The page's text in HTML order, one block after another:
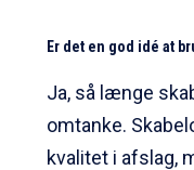
Er det en god idé at
Ja, så længe
omtanke.
kvalitet i afslag,